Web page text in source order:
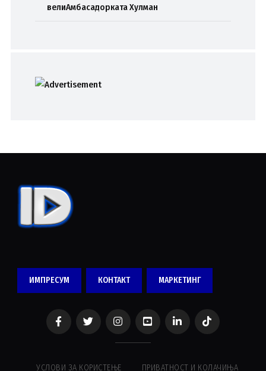
велиАмбасадорката Хулман
ИМПРЕСУМ КОНТАКТ МАРКЕТИНГ
УСЛОВИ ЗА КОРИСТЕЊЕ ПРИВАТНОСТ И КОЛАЧИЊА